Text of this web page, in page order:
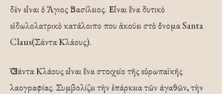
δὲν εἶναι ὁ Ἅγιος Βασίλειος. Εἶναι ἕνα δυτικὸ
εἰδωλολατρικὸ κατάλοιπο που ἀκούει στὸ ὄνομα Santa
Claus(Σάντα Κλάους).
Ὁ Σάντα Κλάους εἶναι ἕνα στοιχείο τῆς εὐρωπαϊκῆς
λαογραφίας. Συμβολίζει τὴν ἐπάρκεια τῶν άγαθῶν, τὴν